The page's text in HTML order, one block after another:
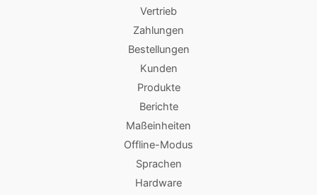
Vertrieb
Zahlungen
Bestellungen
Kunden
Produkte
Berichte
Maßeinheiten
Offline-Modus
Sprachen
Hardware